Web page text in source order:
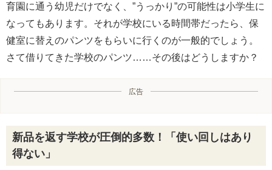
育園に通う幼児だけでなく、”うっかり”の可能性は小学生に
なってもあります。それが学校にいる時間帯だったら、保
健室に替えのパンツをもらいに行くのが一般的でしょう。
さて借りてきた学校のパンツ……その後はどうしますか？
広告
新品を返す学校が圧倒的多数！「使い回しはあり
得ない」